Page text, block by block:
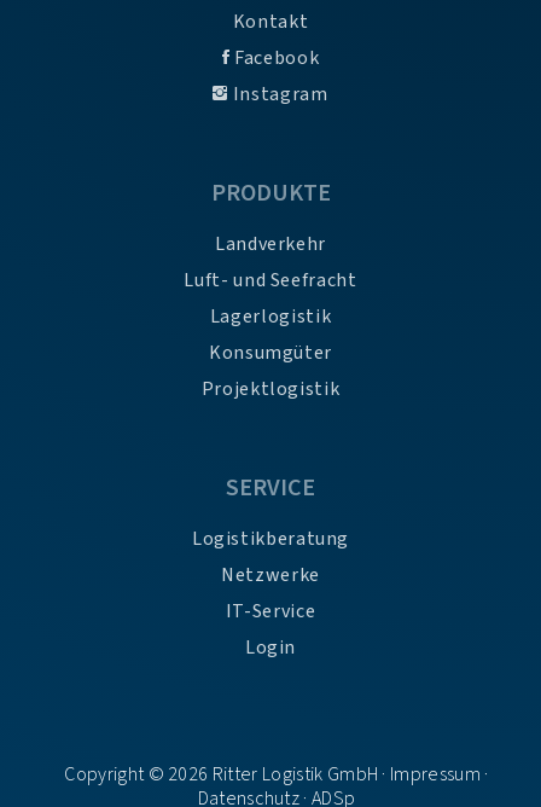
Kontakt
Facebook
Instagram
PRODUKTE
Landverkehr
Luft- und Seefracht
Lagerlogistik
Konsumgüter
Projektlogistik
SERVICE
Logistikberatung
Netzwerke
IT-Service
Login
Copyright © 2026 Ritter Logistik GmbH · Impressum ·
Datenschutz·ADSp